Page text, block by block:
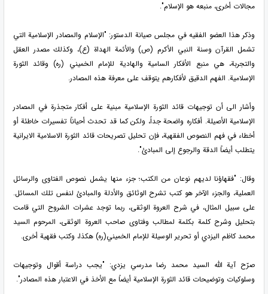
مجالات أخرى، منبعه هو الإسلام".
وذكر هذا العضو الفقيه في مجلس صيانة الدستور: "الإسلام والمصادر الإسلامية التي
تشمل القرآن وسنة النبي الأكرم (ص) والأئمة الهداة (ع)، وكذلك مصدر العقل
والتجربة، هي منبع الأفكار السامية والهادية للإمام الخميني (ره) وقائد الثورة
الإسلامية. الفهم الدقيق لأفكارهم يتوقف على معرفة هذه المصادر.
وأشار الى أن توجيهات قائد الثورة الإسلامية مبنية على أفكار متجذرة في المصادر
الإسلامية الأصيلة. أفكاره واضحة جداً، ولكن كما قد تحدث أحياناً تفسيرات خاطئة أو
أخطاء في فهم النصوص الفقهية، فإن تحليل تصريحات قائد الثورة الاسلامية الايرانية
يتطلب أيضاً الدقة والرجوع إلى المبادئ".
وقال: "فقهاؤنا لديهم نوعان من الكتب؛ جزء منها يشمل نصوص الفتاوى والرسائل
العملية، والجزء الآخر هو كتب تشرح الوثائق والأدلة والمبادئ لنفس تلك المسائل.
على سبيل المثال، في شرح العروة الوثقى، ربما توجد عشرات الشروح التي قامت
بتحليل وشرح كلمة بكلمة لمطالب وفتاوى صاحب العروة الوثقى، المرحوم السيد
محمد كاظم اليزدي أو تحرير الوسيلة للإمام الخميني(ره) هكذا، وكتب فقهية أخرى.
صرّح آية الله السيد محمد رضا مدرسي يزدي: "يجب دراسة أقوال وتوجيهات
وسلوكيات وتوضيحات قائد الثورة الإسلامية أيضاً مع الأخذ في الاعتبار هذه المصادر".